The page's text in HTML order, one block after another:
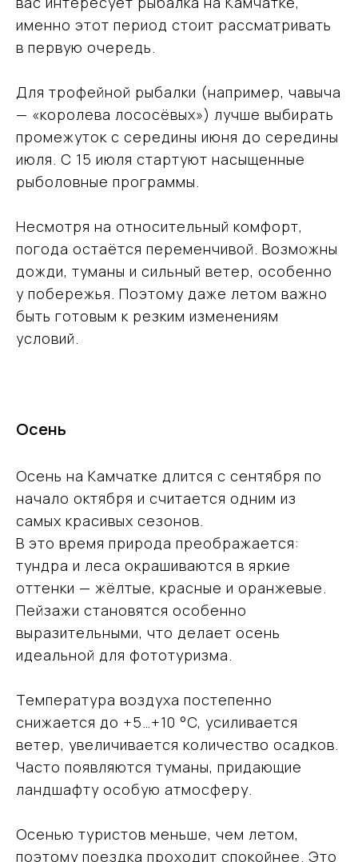
именно этот период стоит рассматривать
в первую очередь.
Для трофейной рыбалки (например, чавыча
— «королева лососёвых») лучше выбирать
промежуток с середины июня до середины
июля. С 15 июля стартуют насыщенные
рыболовные программы.
Несмотря на относительный комфорт,
погода остаётся переменчивой. Возможны
дожди, туманы и сильный ветер, особенно
у побережья. Поэтому даже летом важно
быть готовым к резким изменениям
условий.
Осень
Осень на Камчатке длится с сентября по
начало октября и считается одним из
самых красивых сезонов.
В это время природа преображается:
тундра и леса окрашиваются в яркие
оттенки — жёлтые, красные и оранжевые.
Пейзажи становятся особенно
выразительными, что делает осень
идеальной для фототуризма.
Температура воздуха постепенно
снижается до +5…+10 °C, усиливается
ветер, увеличивается количество осадков.
Часто появляются туманы, придающие
ландшафту особую атмосферу.
Осенью туристов меньше, чем летом,
поэтому поездка проходит спокойнее. Это